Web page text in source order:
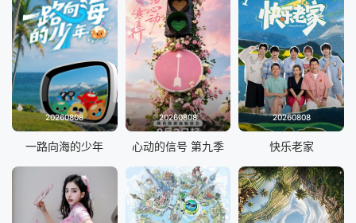
20260808
一路向海的少年
20260808
心动的信号 第九季
20260808
快乐老家